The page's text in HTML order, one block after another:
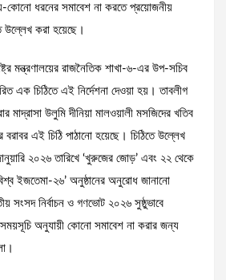
কোনো ধরনের সমাবেশ না করতে প্রয়োজনীয়
উল্লেখ করা হয়েছে।
মন্ত্রণালয়ের রাজনৈতিক শাখা-৬-এর উপ-সচিব
এক চিঠিতে এই নির্দেশনা দেওয়া হয়। তাবলীগ
মাদ্রাসা উলুমি দীনিয়া মালওয়ালী মসজিদের খতিব
বরাবর এই চিঠি পাঠানো হয়েছে। চিঠিতে উল্লেখ
২০২৬ তারিখে ‘খুরুজের জোড়’ এবং ২২ থেকে
ইজতেমা-২৬’ অনুষ্ঠানের অনুরোধ জানানো
সংসদ নির্বাচন ও গণভোট ২০২৬ সুষ্ঠুভাবে
সময়সূচি অনুযায়ী কোনো সমাবেশ না করার জন্য